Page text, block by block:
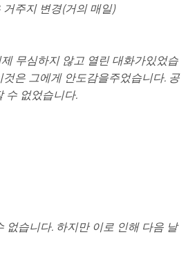
주지 변경(거의 매일)
무심하지 않고 열린 대화가있었습
은 그에게 안도감을주었습니다. 공
수 없었습니다.
없습니다. 하지만 이로 인해 다음 날